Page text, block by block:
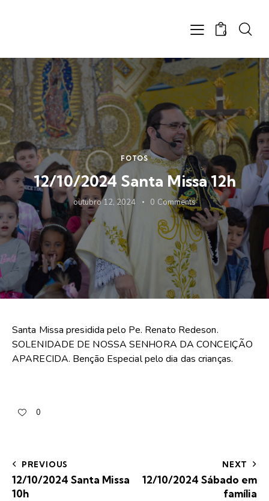
0
FOTOS
12/10/2024 Santa Missa 12h
outubro 12, 2024 0 Comments
Santa Missa presidida pelo Pe. Renato Redeson.
SOLENIDADE DE NOSSA SENHORA DA CONCEIÇÃO
APARECIDA. Benção Especial pelo dia das crianças.
0
PREVIOUS
12/10/2024 Santa Missa
10h
NEXT
12/10/2024 Sábado em
família